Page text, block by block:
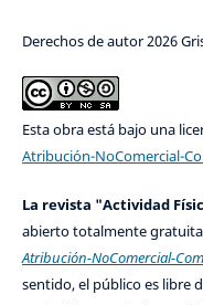
Derechos de autor 2026
Esta obra está bajo una
Atribución-NoComercial-
La revista "Actividad
abierto totalmente
Atribución-NoComercial-
sentido, el público es libre